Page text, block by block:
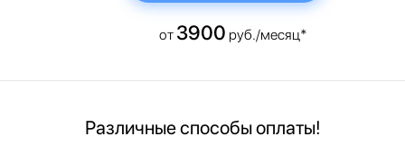
от 3900 руб./месяц*
Различные способы оплаты!